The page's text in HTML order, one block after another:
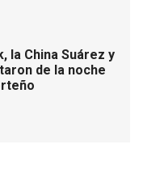
la China Suárez y
de la noche